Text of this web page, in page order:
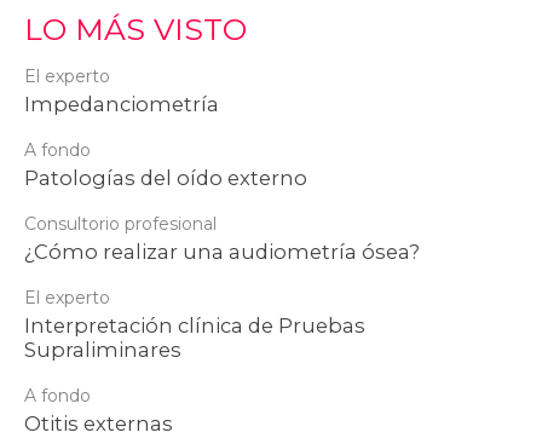
LO MÁS VISTO
El experto
Impedanciometría
A fondo
Patologías del oído externo
Consultorio profesional
¿Cómo realizar una audiometría ósea?
El experto
Interpretación clínica de Pruebas
Supraliminares
A fondo
Otitis externas